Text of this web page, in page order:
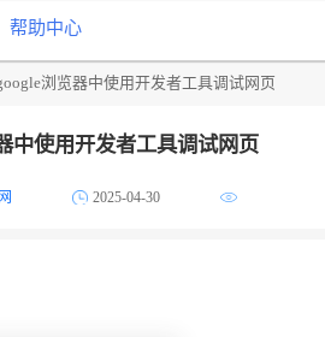
帮助中心
浏览器中使用开发者工具调试网页
中使用开发者工具调试网页
2025-04-30